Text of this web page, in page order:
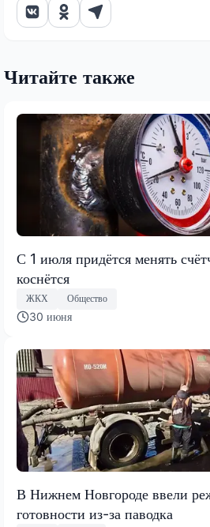
Читайте также
С 1 июля придётся менять
коснётся
ЖКХ Общество
30 июня
В Нижнем Новгороде ввели
готовности из-за паводка